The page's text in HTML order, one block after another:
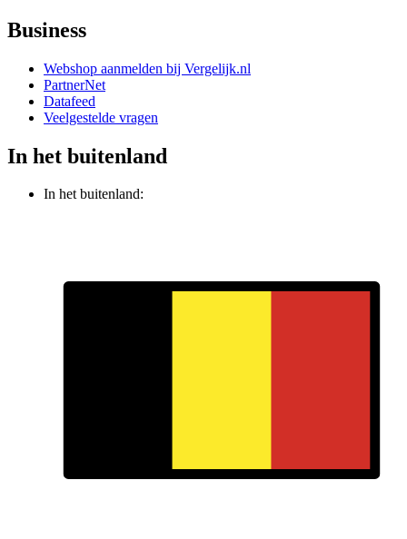
Business
Webshop aanmelden bij Vergelijk.nl
PartnerNet
Datafeed
Veelgestelde vragen
In het buitenland
In het buitenland: